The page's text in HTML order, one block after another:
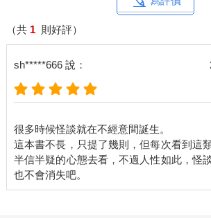
就算是真的，感覺也派不上用場。要是有辦
魚也就罷了，既然只能交給運氣，便跟期待
有兩樣。我沒辦法好整以暇地等到那時候。
「可是，」我接著說：「如果死因不是釣到
身的話……」
「妳是說，那是看到就會死掉的魚？」
的魚。」
我停下腳步。前方幾步的地方，地面突然下
枝支撐，小心翼翼地探出身體查看。前方地
像一座小斷崖，樹林中只有那一帶呈缽狀凹
（共 1 則好評）
sh*****666 說：
很多時候怪談就在不經意間誕生。
這本書不長，只提了幾則，但每次看到這
半信半疑的心態去看，不過人性如此，怪